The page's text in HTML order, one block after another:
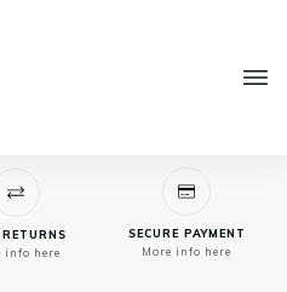
RETURNS
info here
SECURE PAYMENT
More info here